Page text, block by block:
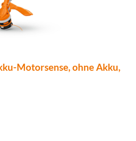
Motorsense, ohne Akku,